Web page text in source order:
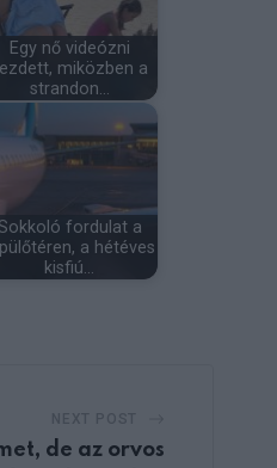
Egy nő videózni
miközben a
strandon…
fordulat a
a hétéves
kisfiú…
de az orvos